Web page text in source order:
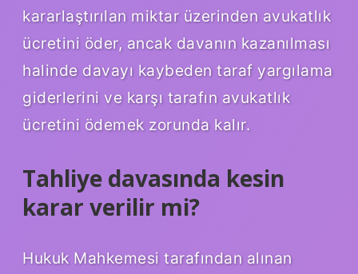
kararlaştırılan miktar üzerinden avukatlık
ücretini öder, ancak davanın kazanılması
halinde davayı kaybeden taraf yargılama
giderlerini ve karşı tarafın avukatlık
ücretini ödemek zorunda kalır.
Tahliye davasında kesin
karar verilir mi?
Hukuk Mahkemesi tarafından alınan